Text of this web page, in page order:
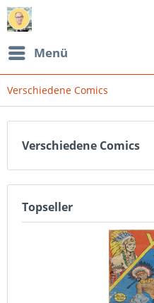
Menü
Verschiedene Comics
Verschiedene Comics
Topseller